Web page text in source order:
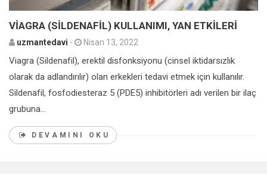
VİAGRA (SİLDENAFİL) KULLANIMI, YAN ETKİLERİ
uzmantedavi - Nisan 13, 2022
Viagra (Sildenafil), erektil disfonksiyonu (cinsel iktidarsızlık
olarak da adlandırılır) olan erkekleri tedavi etmek için kullanılır.
Sildenafil, fosfodiesteraz 5 (PDE5) inhibitörleri adı verilen bir ilaç
grubuna...
DEVAMINI OKU